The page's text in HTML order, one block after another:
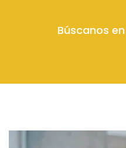
Búscanos